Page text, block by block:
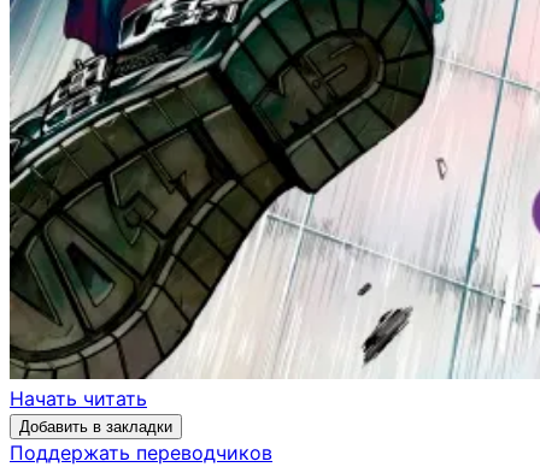
Начать читать
Добавить в закладки
Поддержать переводчиков